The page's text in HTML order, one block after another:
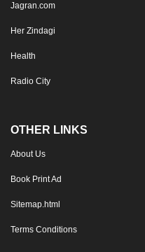
Jagran.com
Her Zindagi
Health
Radio City
OTHER LINKS
About Us
Book Print Ad
Sitemap.html
Terms Conditions